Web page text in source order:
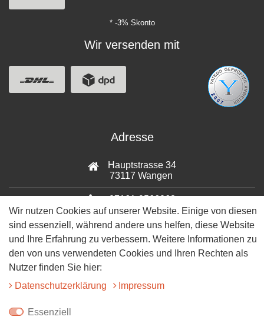
* -3% Skonto
Wir versenden mit
Adresse
Hauptstrasse 34
73117 Wangen
07161-9566068
info@tiervitalshop.de
Folgt uns auf Facebook
Wir nutzen Cookies auf unserer Website. Einige von diesen
sind essenziell, während andere uns helfen, diese Website
und Ihre Erfahrung zu verbessern. Weitere Informationen zu
den von uns verwendeten Cookies und Ihren Rechten als
Nutzer finden Sie hier:
Daten­schutz­erklärung
Impressum
Essenziell